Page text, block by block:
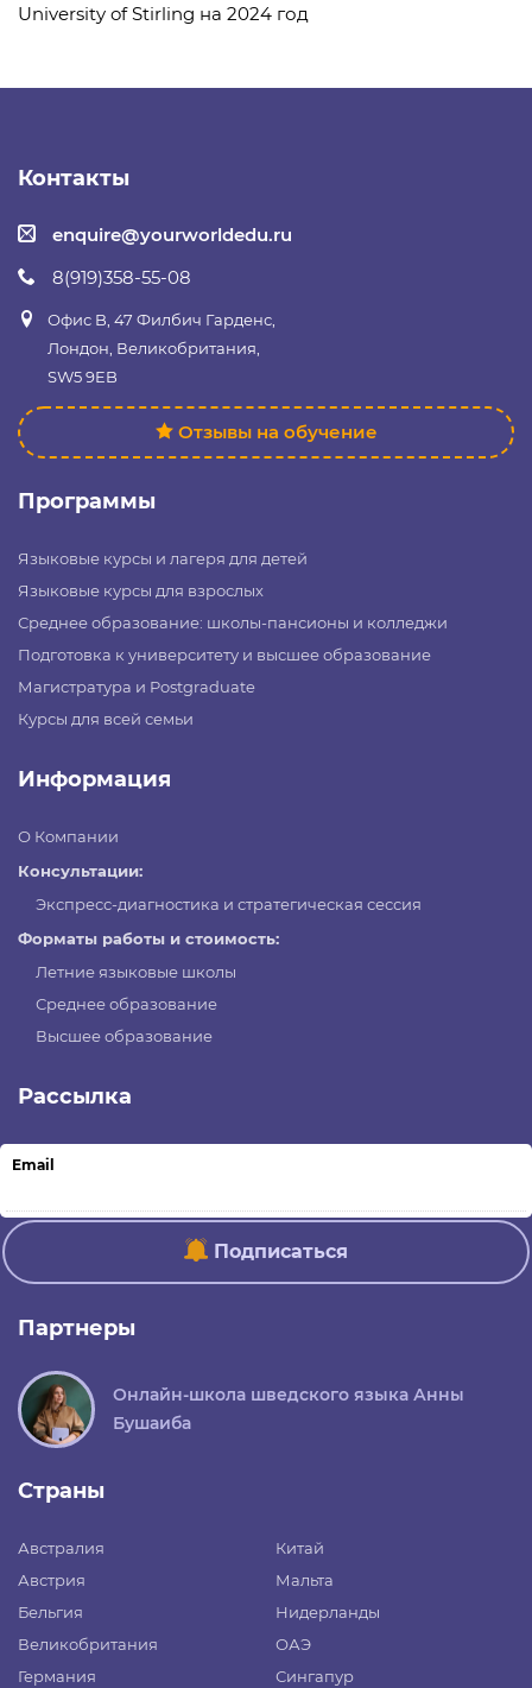
University of Stirling на 2024 год
Контакты
enquire@yourworldedu.ru
8(919)358-55-08
Офис B, 47 Филбич Гарденс,
Лондон, Великобритания,
SW5 9EB
Отзывы на обучение
Программы
Языковые курсы и лагеря для детей
Языковые курсы для взрослых
Среднее образование: школы-пансионы и колледжи
Подготовка к университету и высшее образование
Магистратура и Postgraduate
Курсы для всей семьи
Информация
О Компании
Консультации:
Экспресс-диагностика и стратегическая сессия
Форматы работы и стоимость:
Летние языковые школы
Среднее образование
Высшее образование
Рассылка
Email
Подписаться
Партнеры
Онлайн-школа шведского языка Анны
Бушаиба
Страны
Австралия
Австрия
Бельгия
Великобритания
Германия
Китай
Мальта
Нидерланды
ОАЭ
Сингапур